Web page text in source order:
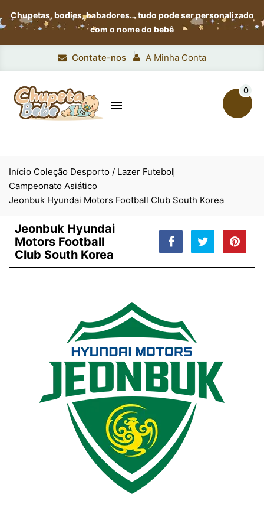
Chupetas, bodies, babadores…tudo pode ser personalizado
com o nome do bebê
Contate-nos A Minha Conta

0
Início Coleção Desporto / Lazer Futebol
Campeonato Asiático
Jeonbuk Hyundai Motors Football Club South Korea
Jeonbuk Hyundai
Motors Football
Club South Korea